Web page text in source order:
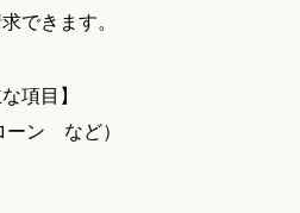
できます。
項目】
ーン など）